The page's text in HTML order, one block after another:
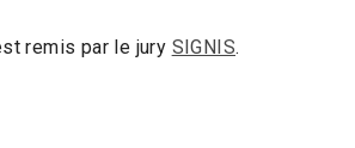
remis par le jury SIGNIS.